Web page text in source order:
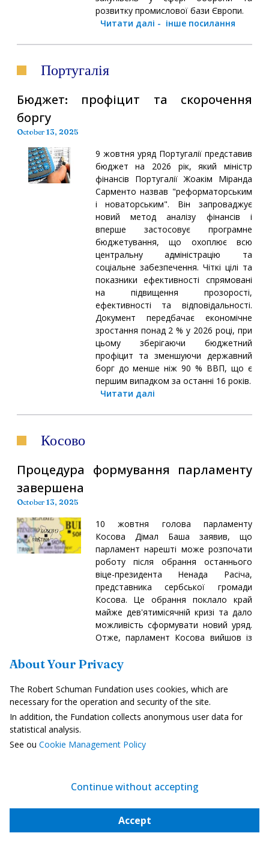
About Your Privacy
The Robert Schuman Fundation uses cookies, which are
necessary for the operation and security of the site.
In addition, the Fundation collects anonymous user data for
statistical analysis.
See ou Cookie Management Policy
Continue without accepting
Accept
розвитку промислової бази Європи.
Читати далі - інше посилання
Португалія
Бюджет: профіцит та скорочення
боргу
October 13, 2025
9 жовтня уряд Португалії представив
бюджет на 2026 рік, який міністр
фінансів Португалії Жоакім Міранда
Сарменто назвав "реформаторським
і новаторським". Він запроваджує
новий метод аналізу фінансів і
вперше застосовує програмне
бюджетування, що охоплює всю
центральну адміністрацію та
соціальне забезпечення. Чіткі цілі та
показники ефективності спрямовані
на підвищення прозорості,
ефективності та відповідальності.
Документ передбачає економічне
зростання понад 2 % у 2026 році, при
цьому зберігаючи бюджетний
профіцит та зменшуючи державний
борг до менше ніж 90 % ВВП, що є
першим випадком за останні 16 років.
Читати далі
Косово
Процедура формування парламенту
завершена
October 13, 2025
10 жовтня голова парламенту
Косова Дімал Баша заявив, що
парламент нарешті може розпочати
роботу після обрання останнього
віце-президента Ненада Расіча,
представника сербської громади
Косова. Це обрання поклало край
майже дев'ятимісячній кризі та дало
можливість сформувати новий уряд.
Отже, парламент Косова вийшов із
нестійким.
Читати далі
Молдова
Молдова приєдналася до єдиного
October 13, 2025
оперативним членом Єдиної зони
платежів у євро (SEPA) – системи, яка